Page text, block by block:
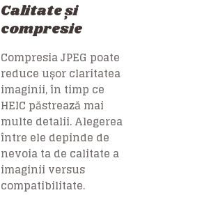
Calitate și
compresie
Compresia JPEG poate
reduce ușor claritatea
imaginii, în timp ce
HEIC păstrează mai
multe detalii. Alegerea
între ele depinde de
nevoia ta de calitate a
imaginii versus
compatibilitate.